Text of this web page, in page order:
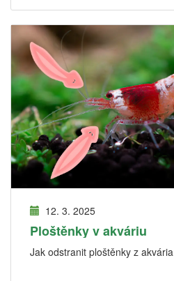
12. 3. 2025
Ploštěnky v akváriu
Jak odstranit ploštěnky z akvária